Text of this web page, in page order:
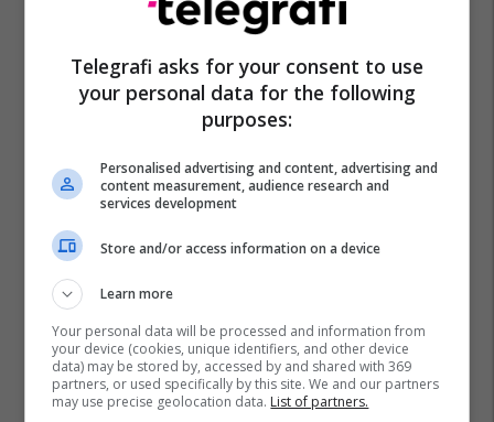
Telegrafi asks for your consent to use
your personal data for the following
purposes:
Personalised advertising and content, advertising and
content measurement, audience research and
services development
Store and/or access information on a device
Learn more
Your personal data will be processed and information from
your device (cookies, unique identifiers, and other device
data) may be stored by, accessed by and shared with 369
partners, or used specifically by this site. We and our partners
may use precise geolocation data. List of partners.